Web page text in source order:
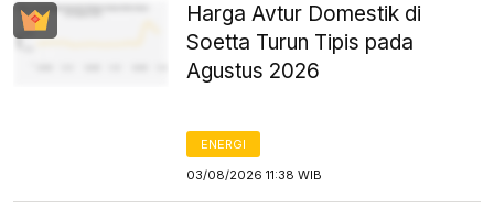
Harga Avtur Domestik di
Soetta Turun Tipis pada
Agustus 2026
ENERGI
03/08/2026 11:38 WIB